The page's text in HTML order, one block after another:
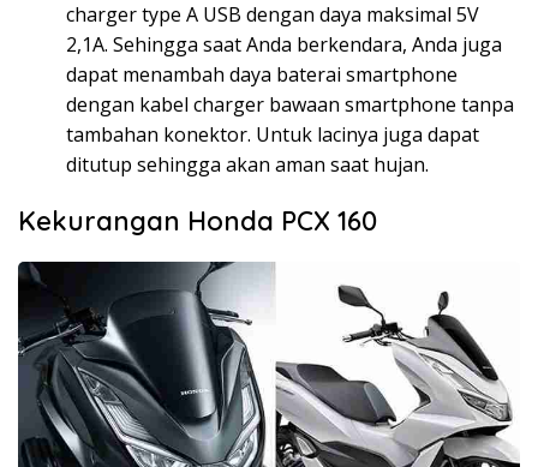
charger type A USB dengan daya maksimal 5V
2,1A. Sehingga saat Anda berkendara, Anda juga
dapat menambah daya baterai smartphone
dengan kabel charger bawaan smartphone tanpa
tambahan konektor. Untuk lacinya juga dapat
ditutup sehingga akan aman saat hujan.
Kekurangan Honda PCX 160